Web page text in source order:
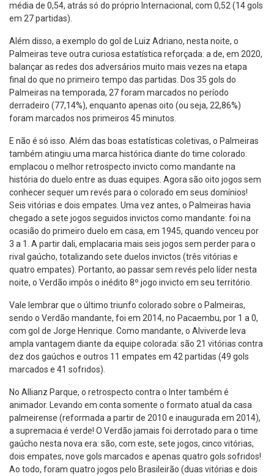
média de 0,54, atrás só do próprio Internacional, com 0,52 (14 gols
em 27 partidas).
Além disso, a exemplo do gol de Luiz Adriano, nesta noite, o
Palmeiras teve outra curiosa estatística reforçada: a de, em 2020,
balançar as redes dos adversários muito mais vezes na etapa
final do que no primeiro tempo das partidas. Dos 35 gols do
Palmeiras na temporada, 27 foram marcados no período
derradeiro (77,14%), enquanto apenas oito (ou seja, 22,86%)
foram marcados nos primeiros 45 minutos.
E não é só isso. Além das boas estatísticas coletivas, o Palmeiras
também atingiu uma marca histórica diante do time colorado:
emplacou o melhor retrospecto invicto como mandante na
história do duelo entre as duas equipes. Agora são oito jogos sem
conhecer sequer um revés para o colorado em seus domínios!
Seis vitórias e dois empates. Uma vez antes, o Palmeiras havia
chegado a sete jogos seguidos invictos como mandante: foi na
ocasião do primeiro duelo em casa, em 1945, quando venceu por
3 a 1. A partir dali, emplacaria mais seis jogos sem perder para o
rival gaúcho, totalizando sete duelos invictos (três vitórias e
quatro empates). Portanto, ao passar sem revés pelo líder nesta
noite, o Verdão impôs o inédito 8º jogo invicto em seu território.
Vale lembrar que o último triunfo colorado sobre o Palmeiras,
sendo o Verdão mandante, foi em 2014, no Pacaembu, por 1 a 0,
com gol de Jorge Henrique. Como mandante, o Alviverde leva
ampla vantagem diante da equipe colorada: são 21 vitórias contra
dez dos gaúchos e outros 11 empates em 42 partidas (49 gols
marcados e 41 sofridos).
No Allianz Parque, o retrospecto contra o Inter também é
animador. Levando em conta somente o formato atual da casa
palmeirense (reformada a partir de 2010 e inaugurada em 2014),
a supremacia é verde! O Verdão jamais foi derrotado para o time
gaúcho nesta nova era: são, com este, sete jogos, cinco vitórias,
dois empates, nove gols marcados e apenas quatro gols sofridos!
Ao todo, foram quatro jogos pelo Brasileirão (duas vitórias e dois